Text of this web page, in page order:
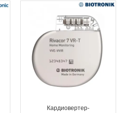
Кардиовертер-